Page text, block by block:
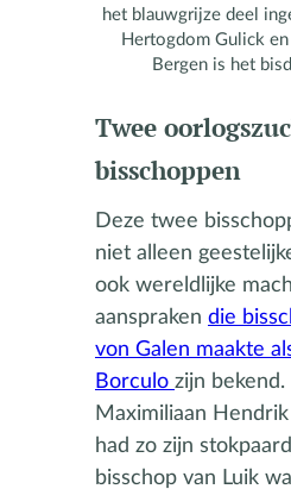
het blauwgrijze deel
Hertogdom Gulick
Bergen is het
Twee
bisschoppen
Deze twee
niet alleen
ook wereldlijke
aanspraken die
von Galen maakte
Borculo zijn
Maximiliaan
had zo zijn
bisschop van Luik